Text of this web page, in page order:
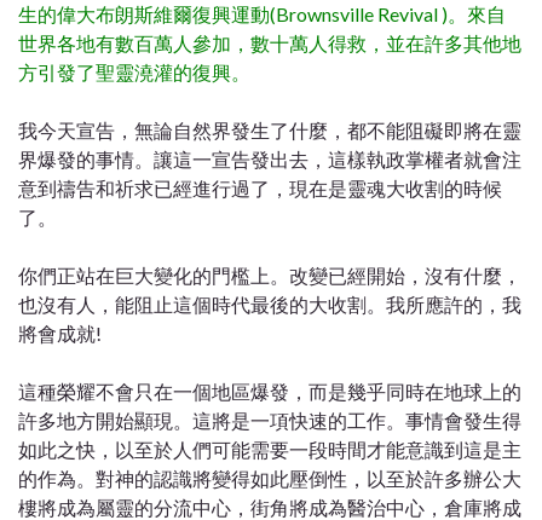
生的偉大布朗斯維爾復興運動(Brownsville Revival )。來自
世界各地有數百萬人參加，數十萬人得救，並在許多其他地
方引發了聖靈澆灌的復興。
我今天宣告，無論自然界發生了什麼，都不能阻礙即將在靈
界爆發的事情。讓這一宣告發出去，這樣執政掌權者就會注
意到禱告和祈求已經進行過了，現在是靈魂大收割的時候
了。
你們正站在巨大變化的門檻上。改變已經開始，沒有什麼，
也沒有人，能阻止這個時代最後的大收割。我所應許的，我
將會成就!
這種榮耀不會只在一個地區爆發，而是幾乎同時在地球上的
許多地方開始顯現。這將是一項快速的工作。事情會發生得
如此之快，以至於人們可能需要一段時間才能意識到這是主
的作為。對神的認識將變得如此壓倒性，以至於許多辦公大
樓將成為屬靈的分流中心，街角將成為醫治中心，倉庫將成